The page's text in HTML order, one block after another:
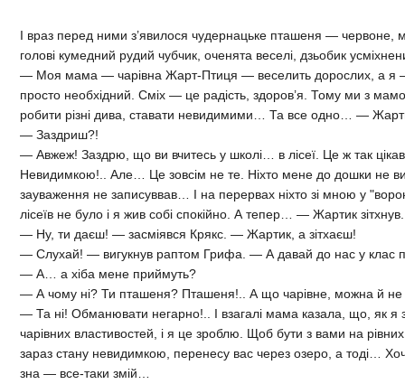
І враз перед ними з’явилося чудернацьке пташеня — червоне,
голові кумедний рудий чубчик, оченята веселі, дзьобик
— Моя мама — чарівна Жарт-Птиця — веселить дорослих, а я —
просто необхідний. Сміх — це радість, здоров’я. Тому ми з
робити різні дива, ставати невидимими… Та все одно… —
— Заздриш?!
— Авжеж! Заздрю, що ви вчитесь у школі… в лісеї. Це ж так
Невидимкою!.. Але… Це зовсім не те. Ніхто мене до дошки не
зауваження не записуввав… І на перервах ніхто зі мною у
лісеїв не було і я жив собі спокійно. А тепер… — Жартик зітхнув.
— Ну, ти даєш! — засміявся Крякс. — Жартик, а зітхаєш!
— Слухай! — вигукнув раптом Грифа. — А давай до нас у клас
— А… а хіба мене приймуть?
— А чому ні? Ти пташеня? Пташеня!.. А що чарівне, можна й не
— Та ні! Обманювати негарно!.. І взагалі мама казала, що, як я
чарівних властивостей, і я це зроблю. Щоб бути з вами на
зараз стану невидимкою, перенесу вас через озеро, а тоді…
зна — все-таки змій…